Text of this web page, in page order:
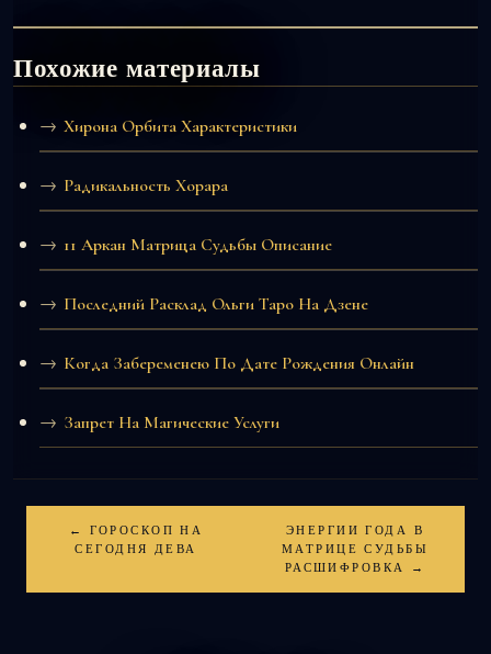
Похожие материалы
Хирона Орбита Характеристики
Радикальность Хорара
11 Аркан Матрица Судьбы Описание
Последний Расклад Ольги Таро На Дзене
Когда Забеременею По Дате Рождения Онлайн
Запрет На Магические Услуги
← ГОРОСКОП НА
СЕГОДНЯ ДЕВА
ЭНЕРГИИ ГОДА В
МАТРИЦЕ СУДЬБЫ
РАСШИФРОВКА →